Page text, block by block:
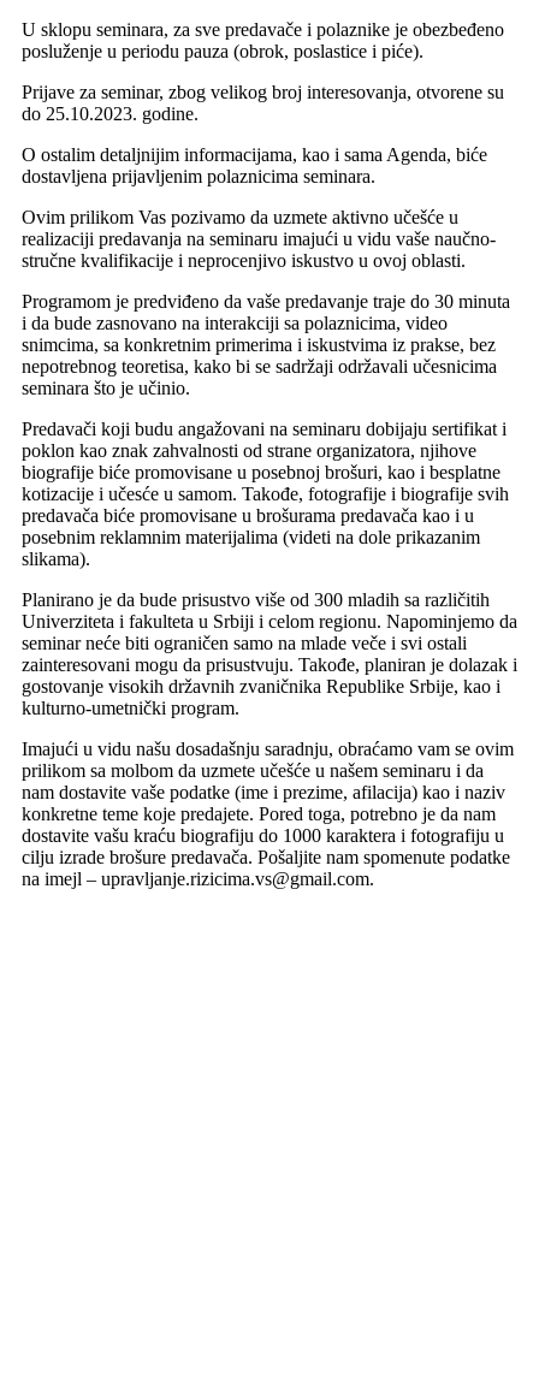
U sklopu seminara, za sve predavače i polaznike je obezbeđeno
posluženje u periodu pauza (obrok, poslastice i piće).
Prijave za seminar, zbog velikog broj interesovanja, otvorene su
do 25.10.2023. godine.
O ostalim detalјnijim informacijama, kao i sama Agenda, biće
dostavlјena prijavlјenim polaznicima seminara.
Ovim prilikom Vas pozivamo da uzmete aktivno učešće u
realizaciji predavanja na seminaru imajući u vidu vaše naučno-
stručne kvalifikacije i neprocenjivo iskustvo u ovoj oblasti.
Programom je predviđeno da vaše predavanje traje do 30 minuta
i da bude zasnovano na interakciji sa polaznicima, video
snimcima, sa konkretnim primerima i iskustvima iz prakse, bez
nepotrebnog teoretisa, kako bi se sadržaji održavali učesnicima
seminara što je učinio.
Predavači koji budu angažovani na seminaru dobijaju sertifikat i
poklon kao znak zahvalnosti od strane organizatora, njihove
biografije biće promovisane u posebnoj brošuri, kao i besplatne
kotizacije i učesće u samom. Takođe, fotografije i biografije svih
predavača biće promovisane u brošurama predavača kao i u
posebnim reklamnim materijalima (videti na dole prikazanim
slikama).
Planirano je da bude prisustvo više od 300 mladih sa različitih
Univerziteta i fakulteta u Srbiji i celom regionu. Napominjemo da
seminar neće biti ograničen samo na mlade veče i svi ostali
zainteresovani mogu da prisustvuju. Takođe, planiran je dolazak i
gostovanje visokih državnih zvaničnika Republike Srbije, kao i
kulturno-umetnički program.
Imajući u vidu našu dosadašnju saradnju, obraćamo vam se ovim
prilikom sa molbom da uzmete učešće u našem seminaru i da
nam dostavite vaše podatke (ime i prezime, afilacija) kao i naziv
konkretne teme koje predajete. Pored toga, potrebno je da nam
dostavite vašu kraću biografiju do 1000 karaktera i fotografiju u
cilju izrade brošure predavača. Pošaljite nam spomenute podatke
na imejl – upravljanje.rizicima.vs@gmail.com.